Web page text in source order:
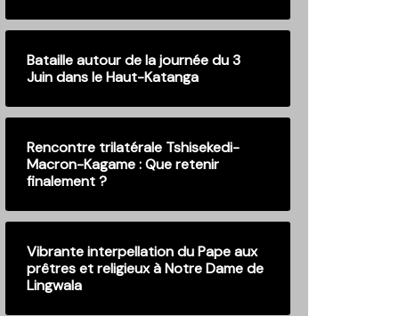
Bataille autour de la journée du 3
Juin dans le Haut-Katanga
Rencontre trilatérale Tshisekedi-
Macron-Kagame : Que retenir
finalement ?
Vibrante interpellation du Pape aux
prêtres et religieux à Notre Dame de
Lingwala